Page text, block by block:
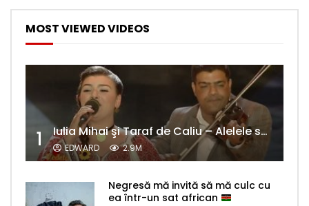
MOST VIEWED VIDEOS
1 Iulia Mihai şi Taraf de Caliu – Alelele sălcioară (@#VedetaPopulară)
EDWARD 2.9M
Negresă mă invită să mă culc cu
ea într-un sat african